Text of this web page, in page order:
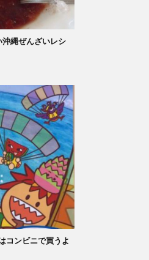
縄ぜんざいレシ
コンビニで買うよ